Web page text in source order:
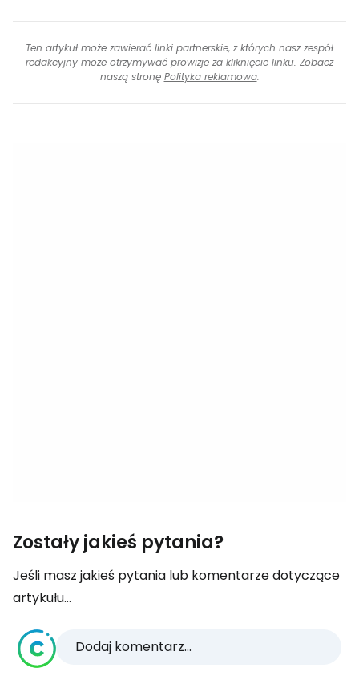
Ten artykuł może zawierać linki partnerskie, z których nasz zespół
redakcyjny może otrzymywać prowizje za kliknięcie linku. Zobacz
naszą stronę Polityka reklamowa.
Zostały jakieś pytania?
Jeśli masz jakieś pytania lub komentarze dotyczące
artykułu...
Dodaj komentarz...